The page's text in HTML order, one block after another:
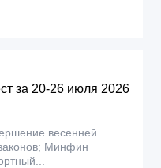
за 20-26 июля 2026
весенней
Минфин